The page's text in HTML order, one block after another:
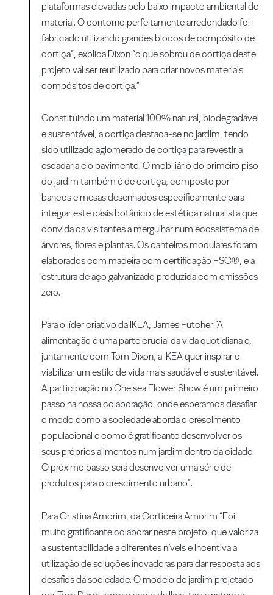
plataformas elevadas pelo baixo impacto ambiental do
material. O contorno perfeitamente arredondado foi
fabricado utilizando grandes blocos de compósito de
cortiça”, explica Dixon “o que sobrou de cortiça deste
projeto vai ser reutilizado para criar novos materiais
compósitos de cortiça.”
Constituindo um material 100% natural, biodegradável
e sustentável, a cortiça destaca-se no jardim, tendo
sido utilizado aglomerado de cortiça para revestir a
escadaria e o pavimento. O mobiliário do primeiro piso
do jardim também é de cortiça, composto por
bancos e mesas desenhados especificamente para
integrar este oásis botânico de estética naturalista que
convida os visitantes a mergulhar num ecossistema de
árvores, flores e plantas. Os canteiros modulares foram
elaborados com madeira com certificação FSC®, e a
estrutura de aço galvanizado produzida com emissões
zero.
Para o líder criativo da IKEA, James Futcher “A
alimentação é uma parte crucial da vida quotidiana e,
juntamente com Tom Dixon, a IKEA quer inspirar e
viabilizar um estilo de vida mais saudável e sustentável.
A participação no Chelsea Flower Show é um primeiro
passo na nossa colaboração, onde esperamos desafiar
o modo como a sociedade aborda o crescimento
populacional e como é gratificante desenvolver os
seus próprios alimentos num jardim dentro da cidade.
O próximo passo será desenvolver uma série de
produtos para o crescimento urbano”.
Para Cristina Amorim, da Corticeira Amorim “Foi
muito gratificante colaborar neste projeto, que valoriza
a sustentabilidade a diferentes níveis e incentiva a
utilização de soluções inovadoras para dar resposta aos
desafios da sociedade. O modelo de jardim projetado